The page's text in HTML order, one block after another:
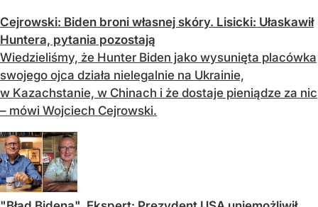
Cejrowski: Biden broni własnej skóry. Lisicki: Ułaskawił
Huntera, pytania pozostają
Wiedzieliśmy, że Hunter Biden jako wysunięta placówka
swojego ojca działa nielegalnie na Ukrainie,
w Kazachstanie, w Chinach i że dostaje pieniądze za nic
– mówi Wojciech Cejrowski.